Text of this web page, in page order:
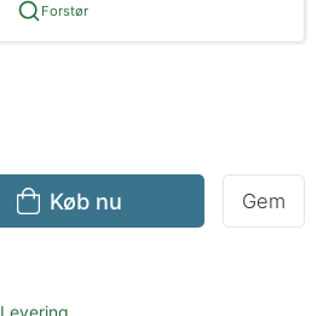
Forstør
Køb nu Gem